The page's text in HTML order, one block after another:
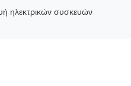
ηλεκτρικών συσκευών